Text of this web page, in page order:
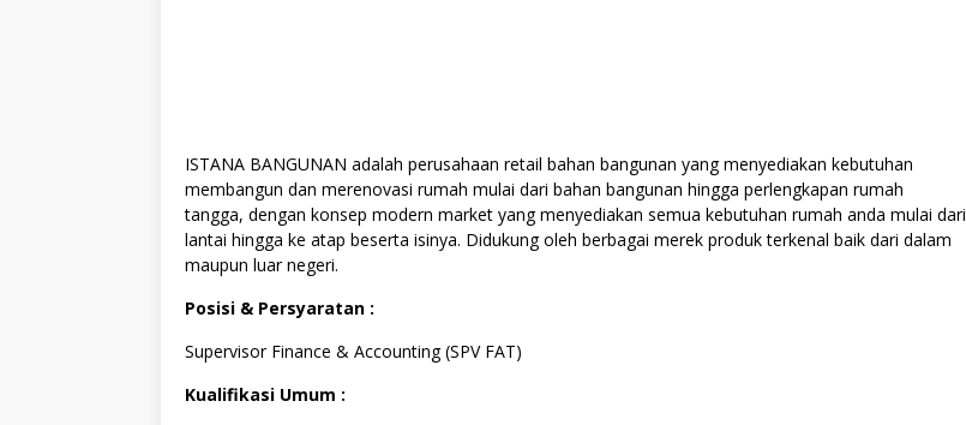
ISTANA BANGUNAN adalah perusahaan retail bahan bangunan yang menyediakan kebutuhan
membangun dan merenovasi rumah mulai dari bahan bangunan hingga perlengkapan rumah
tangga, dengan konsep modern market yang menyediakan semua kebutuhan rumah anda mulai dari
lantai hingga ke atap beserta isinya. Didukung oleh berbagai merek produk terkenal baik dari dalam
maupun luar negeri.
Posisi & Persyaratan :
Supervisor Finance & Accounting (SPV FAT)
Kualifikasi Umum :